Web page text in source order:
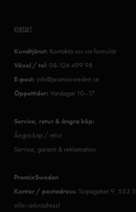
KONTAKT
Kundtjänst: Kontakta oss via formulär
Växel / tel: 08-124 499 98
E-post: info@promixsweden.se
Öppettider: Vardagar 10–17
Service, retur & ångra köp:
Ångra köp / retur
Service, garanti & reklamation
PromixSweden
Kontor / postadress: Torpagatan 9, 553
eller returadress)